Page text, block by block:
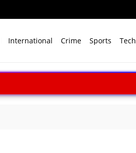
International Crime Sports